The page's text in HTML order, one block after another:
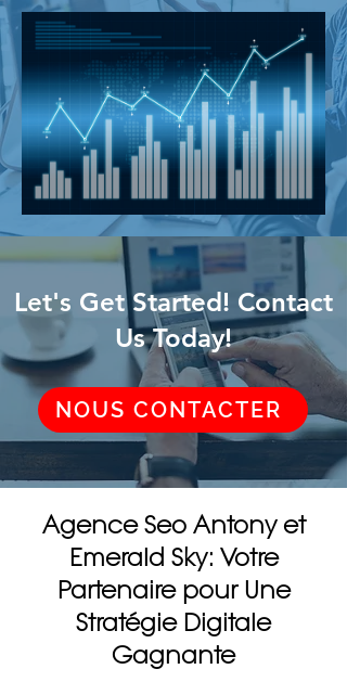
Let's Get Started! Contact
Us Today!
NOUS CONTACTER
Agence Seo Antony et
Emerald Sky: Votre
Partenaire pour Une
Stratégie Digitale
Gagnante